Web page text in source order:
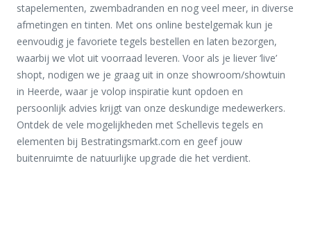
stapelementen, zwembadranden en nog veel meer, in diverse
afmetingen en tinten. Met ons online bestelgemak kun je
eenvoudig je favoriete tegels bestellen en laten bezorgen,
waarbij we vlot uit voorraad leveren. Voor als je liever ‘live’
shopt, nodigen we je graag uit in onze showroom/showtuin
in Heerde, waar je volop inspiratie kunt opdoen en
persoonlijk advies krijgt van onze deskundige medewerkers.
Ontdek de vele mogelijkheden met Schellevis tegels en
elementen bij Bestratingsmarkt.com en geef jouw
buitenruimte de natuurlijke upgrade die het verdient.